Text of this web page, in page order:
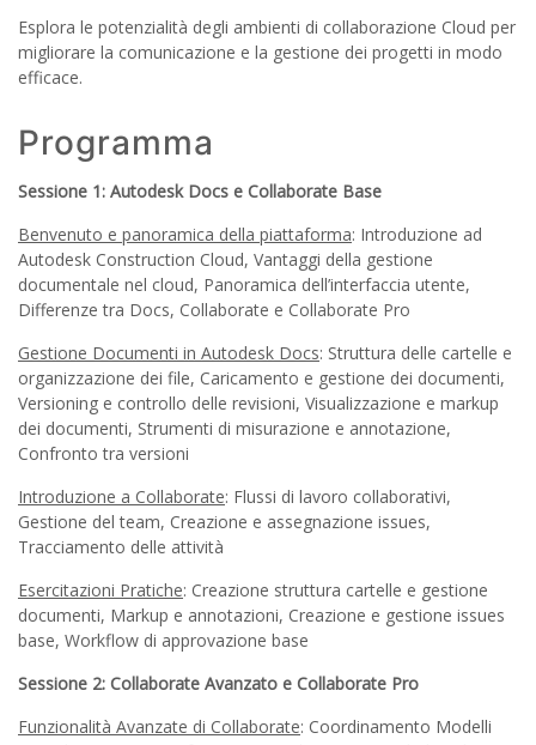
Esplora le potenzialità degli ambienti di collaborazione Cloud per
migliorare la comunicazione e la gestione dei progetti in modo
efficace.
Programma
Sessione 1: Autodesk Docs e Collaborate Base
Benvenuto e panoramica della piattaforma: Introduzione ad
Autodesk Construction Cloud, Vantaggi della gestione
documentale nel cloud, Panoramica dell’interfaccia utente,
Differenze tra Docs, Collaborate e Collaborate Pro
Gestione Documenti in Autodesk Docs: Struttura delle cartelle e
organizzazione dei file, Caricamento e gestione dei documenti,
Versioning e controllo delle revisioni, Visualizzazione e markup
dei documenti, Strumenti di misurazione e annotazione,
Confronto tra versioni
Introduzione a Collaborate: Flussi di lavoro collaborativi,
Gestione del team, Creazione e assegnazione issues,
Tracciamento delle attività
Esercitazioni Pratiche: Creazione struttura cartelle e gestione
documenti, Markup e annotazioni, Creazione e gestione issues
base, Workflow di approvazione base
Sessione 2: Collaborate Avanzato e Collaborate Pro
Funzionalità Avanzate di Collaborate: Coordinamento Modelli